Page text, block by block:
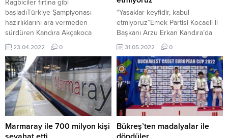
Ragbiciler fırtına gibi
başladıTürkiye Şampiyonası
hazırlıklarını ara vermeden
sürdüren Kandıra Akçakoca
Anadolu Lisesi Spor Kulübü Ragbi
Takımı fırtına gibi esmeye devam
ediyor.
23.04.2022 0
“Yasaklar keyfidir, kabul
etmiyoruz”Emek Partisi Kocaeli İl
Başkanı Arzu Erkan Kandıra’da
gerçekleşecek olan FullFest
Festivali’im Kandıra Kaymakamlığı
tarafından yasaklanmasına ilişkin
açıklama yaptı.
31.05.2022 0
Marmaray ile 700 milyon kişi
Bükreş’ten madalyalar ile